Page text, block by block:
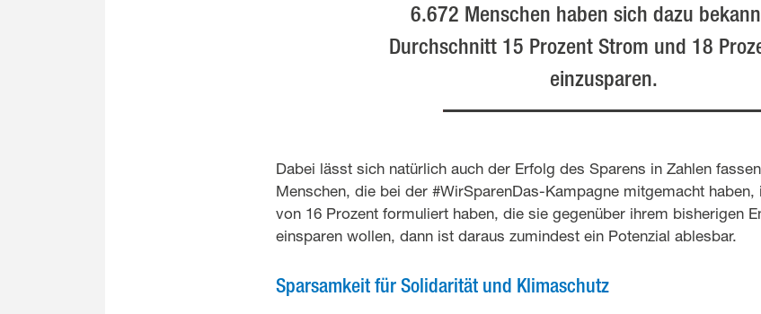
6.672 Menschen haben sich dazu
Durchschnitt 15 Prozent Strom und 18
einzusparen.
Dabei lässt sich natürlich auch der Erfolg des Sparens in Zahlen
Menschen, die bei der #WirSparenDas-Kampagne mitgemacht
von 16 Prozent formuliert haben, die sie gegenüber ihrem bisherigen
einsparen wollen, dann ist daraus zumindest ein Potenzial ablesbar.
Sparsamkeit für Solidarität und Klimaschutz